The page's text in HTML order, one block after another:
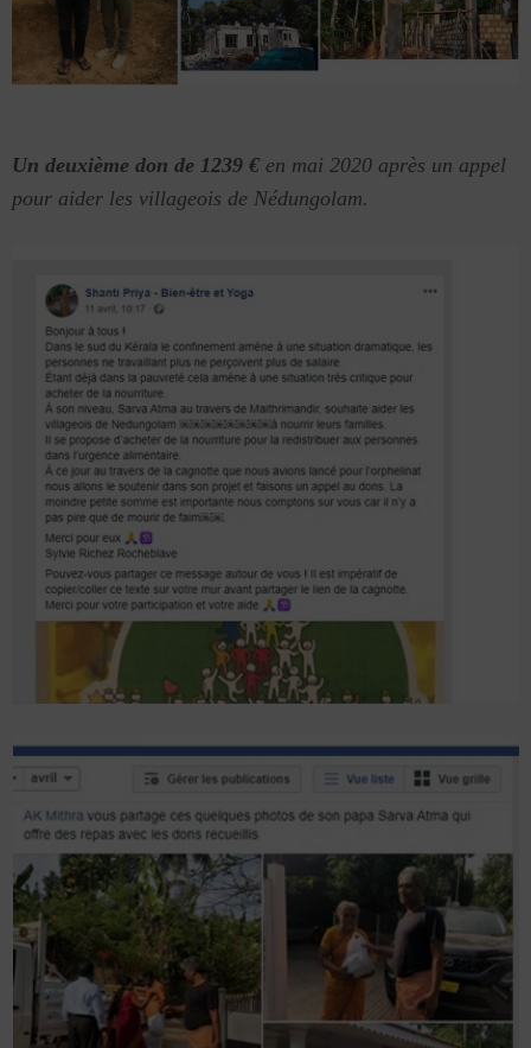
Un deuxième don de 1239 € en mai 2020 après un appel
pour aider les villageois de Nédungolam.